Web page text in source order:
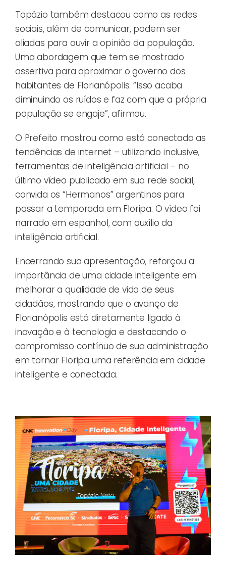
Topázio também destacou como as redes
sociais, além de comunicar, podem ser
aliadas para ouvir a opinião da população.
Uma abordagem que tem se mostrado
assertiva para aproximar o governo dos
habitantes de Florianópolis. “Isso acaba
diminuindo os ruídos e faz com que a própria
população se engaje”, afirmou.
O Prefeito mostrou como está conectado as
tendências de internet – utilizando inclusive,
ferramentas de inteligência artificial – no
último vídeo publicado em sua rede social,
convida os “Hermanos” argentinos para
passar a temporada em Floripa. O vídeo foi
narrado em espanhol, com auxílio da
inteligência artificial.
Encerrando sua apresentação, reforçou a
importância de uma cidade inteligente em
melhorar a qualidade de vida de seus
cidadãos, mostrando que o avanço de
Florianópolis está diretamente ligado à
inovação e à tecnologia e destacando o
compromisso contínuo de sua administração
em tornar Floripa uma referência em cidade
inteligente e conectada.